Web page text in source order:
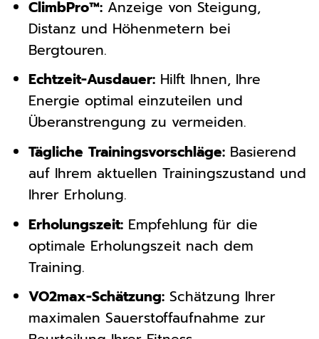
ClimbPro™:Anzeige von Steigung,
Distanz und Höhenmetern bei
Bergtouren.
Echtzeit-Ausdauer:Hilft Ihnen, Ihre
Energie optimal einzuteilen und
Überanstrengung zu vermeiden.
Tägliche Trainingsvorschläge:Basierend
auf Ihrem aktuellen Trainingszustand und
Ihrer Erholung.
Erholungszeit:Empfehlung für die
optimale Erholungszeit nach dem
Training.
VO2max-Schätzung:Schätzung Ihrer
maximalen Sauerstoffaufnahme zur